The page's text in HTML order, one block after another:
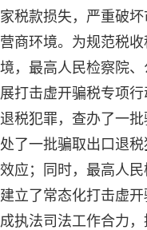
税款损失，严重破
商环境。为规范税
，最高人民检察院
打击虚开骗税专项
税犯罪，查办了一
了一批骗取出口退
应；同时，最高人
立了常态化打击虚
执法司法工作合力